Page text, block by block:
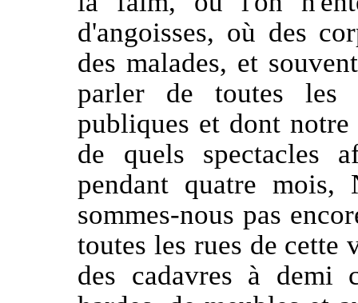
d'angoisses, où des
des malades, et
parler de toutes les
publiques et dont
de quels spectacles
pendant quatre mois,
sommes-nous pas
toutes les rues de cette
des cadavres à demi